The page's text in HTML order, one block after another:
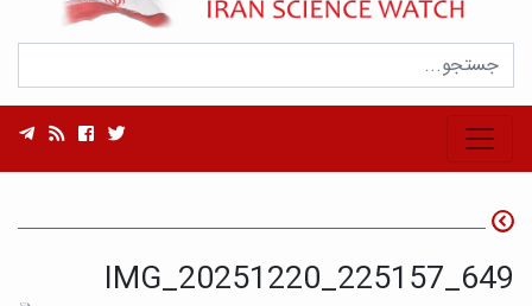
IMG_20251220_225157_649